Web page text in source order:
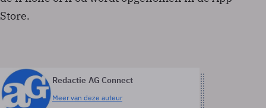
Store.
Redactie AG Connect
Meer van deze auteur